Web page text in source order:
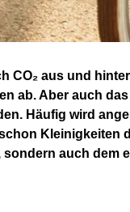
CO₂ aus und
ab. Aber auch
Häufig wird
Kleinigkeiten
sondern auch dem